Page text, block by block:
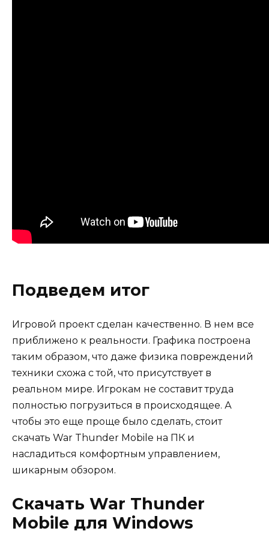
Подведем итог
Игровой проект сделан качественно. В нем все
приближено к реальности. Графика построена
таким образом, что даже физика повреждений
техники схожа с той, что присутствует в
реальном мире. Игрокам не составит труда
полностью погрузиться в происходящее. А
чтобы это еще проще было сделать, стоит
скачать War Thunder Mobile на ПК и
насладиться комфортным управлением,
шикарным обзором.
Скачать War Thunder
Mobile для Windows